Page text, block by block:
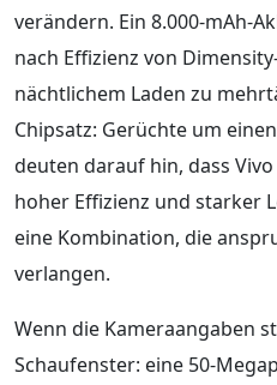
verändern. Ein 8.000-mAh-
nach Effizienz von
nächtlichem Laden zu
Chipsatz: Gerüchte um
deuten darauf hin, dass
hoher Effizienz und starker
eine Kombination, die
verlangen.
Wenn die Kameraangaben
Schaufenster: eine 50-